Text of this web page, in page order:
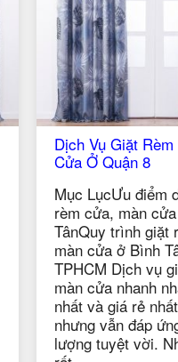
Cửa, Màn
dịch vụ giặt
cửa tại Bình
rèm cửa,
Tân tại
giặt rèm cửa
nhất, hiệu quả
tại Quận 8
ứng được chất
Nhiều người